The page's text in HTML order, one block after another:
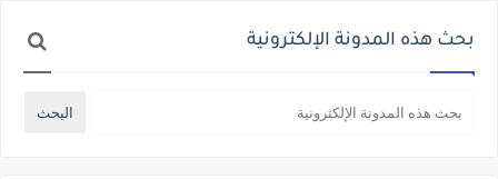
بحث هذه المدونة الإلكترونية